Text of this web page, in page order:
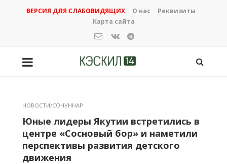
ВЕРСИЯ ДЛЯ СЛАБОВИДЯЩИХ О нас
Реквизиты
Карта сайта
НОВОСТИ/СОНУННАР
Юные лидеры Якутии встретились в
центре «Сосновый бор» и наметили
перспективы развития детского
движения